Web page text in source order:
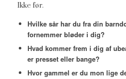
Ikke før.
Hvilke sår har du fra din
fornemmer bløder i dig?
Hvad kommer frem i dig af
er presset eller bange?
Hvor gammel er du mon lige